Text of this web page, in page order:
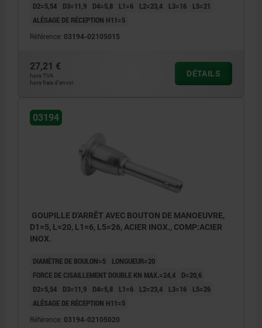
D2=5,54
D3=11,9 D4=5,8 L1=6 L2=23,4 L3=16
L5=21
ALÉSAGE DE RÉCEPTION H11=5
Référence: 03194-02105015
27,21 €
hors TVA
hors frais d’envoi
DÉTAILS
03194
GOUPILLE D'ARRÊT AVEC BOUTON DE MANOEUVRE,
D1=5, L=20, L1=6, L5=26, ACIER INOX., COMP:ACIER
INOX.
DIAMÈTRE DE BOULON=5
LONGUEUR=20
FORCE DE CISAILLEMENT DOUBLE KN MAX.=24,4
D=20,6
D2=5,54
D3=11,9 D4=5,8 L1=6 L2=23,4 L3=16
L5=26
ALÉSAGE DE RÉCEPTION H11=5
Référence: 03194-02105020